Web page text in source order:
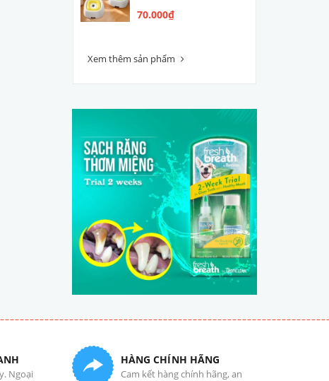
70.000₫
Xem thêm sản phẩm
Ngoại
HÀNG CHÍNH HÃNG
Cam kết hàng chính hãng, an